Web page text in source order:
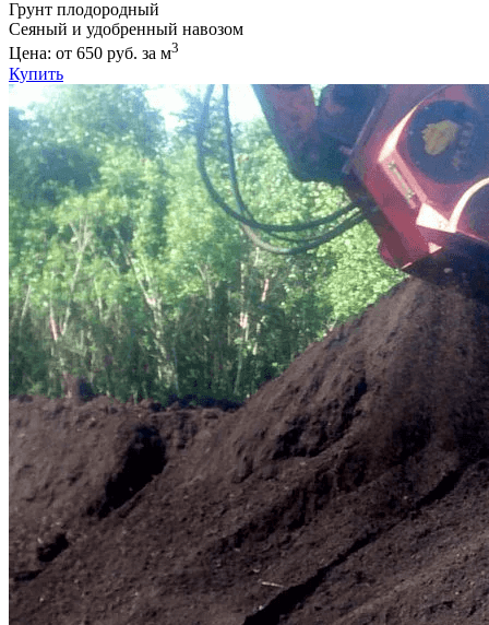
Грунт плодородный
Сеяный и удобренный навозом
Цена: от 650 руб. за м3
Купить